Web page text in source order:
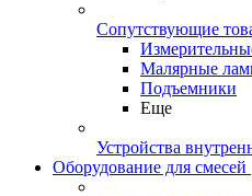
Сопутствующие
Малярные
Подъемники
Еще
Устройства
Оборудование для смесей